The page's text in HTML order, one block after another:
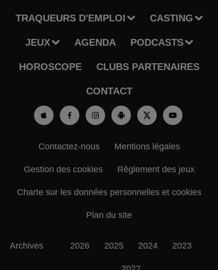
TRAQUEURS D'EMPLOI CASTING
JEUX AGENDA PODCASTS
HOROSCOPE CLUBS PARTENAIRES
CONTACT
Contactez-nous Mentions légales
Gestion des cookies Règlement des jeux
Charte sur les données personnelles et cookies
Plan du site
Archives 2026 2025 2024 2023